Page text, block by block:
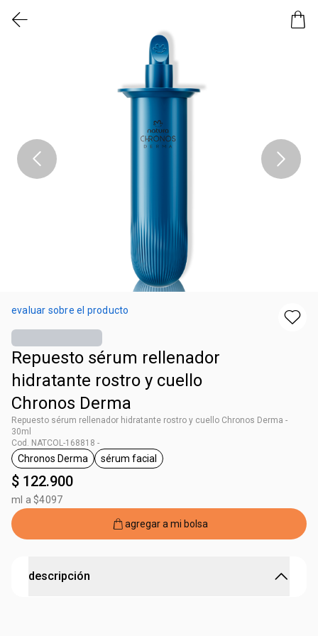
evaluar sobre el producto
Repuesto sérum rellenador
hidratante rostro y cuello
Chronos Derma
Repuesto sérum rellenador hidratante rostro y cuello Chronos Derma -
30ml
Cod. NATCOL-168818 -
general.tag Chronos Derma
Chronos Derma
general.tag sérum facial
sérum facial
$ 122.900
ml a $4097
agregar a mi bolsa
descripción